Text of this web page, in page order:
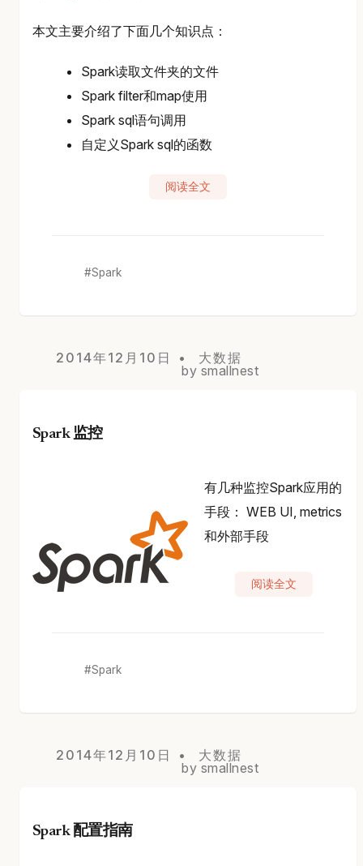
本文主要介绍了下面几个知识点：
Spark读取文件夹的文件
Spark filter和map使用
Spark sql语句调用
自定义Spark sql的函数
阅读全文
Spark
2014年12月10日
大数据
by smallnest
Spark 监控
有几种监控Spark应用的
手段： WEB UI, metrics
和外部手段
阅读全文
Spark
2014年12月10日
大数据
by smallnest
Spark 配置指南